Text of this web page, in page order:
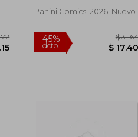
Panini Comics, 2026, Nuevo